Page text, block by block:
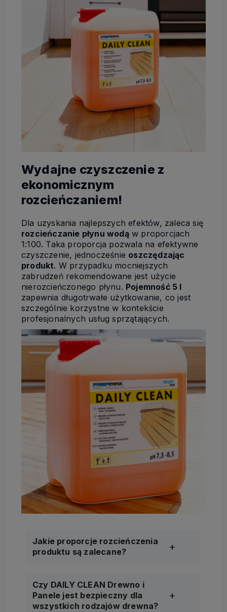
Wydajne czyszczenie z
ekonomicznym
rozcieńczaniem!
Dla uzyskania najlepszych efektów, zaleca się
rozcieńczanie płynu wodąw proporcjach
1:100. Taka proporcja pozwala na efektywne
czyszczenie, jednocześnie oszczędzając
produkt. W przypadku mocniejszych
zabrudzeń rekomendowane jest użycie
nierozcieńczonego płynu. Pojemność 5 l
zapewnia długotrwałe użytkowanie, co jest
szczególnie korzystne w kontekście
profesjonalnych usług sprzątających.
Jakie proporcje rozcieńczenia
produktu są zalecane?
Czy DAILY CLEAN Drewno i
Panele jest bezpieczny dla
wszystkich rodzajów drewna?